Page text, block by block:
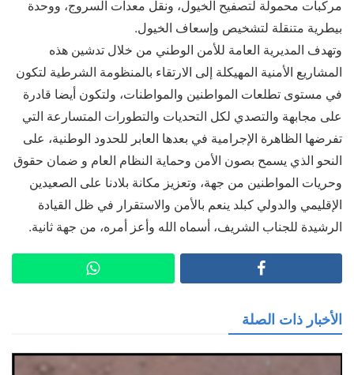
مركبات محمولة لتصفيح الخيول، ونقل معدات السروج، ووحدة
بيطرية متنقلة لتشخيص وإسعاف الخيول.
وتهدف المديرية العامة للأمن الوطني من خلال تدشين هذه
المشاريع الأمنية المهيكلة إلى الارتقاء بالمنظومة الشرطية لتكون
في مستوى تطلعات المواطنين والمواطنات، ولتكون أيضا قادرة
على مجابهة والتصدي لكل التحديات والتطورات المتسارعة التي
تفرضها الظاهرة الإجرامية في بعدها العابر للحدود الوطنية، على
النحو الذي يسمح بصون الأمن وحماية النظام العام و ضمان حقوق
وحريات المواطنين من جهة، وتعزيز مكانة بلادنا على الصعيدين
الإقليمي والدولي كبلد ينعم بالأمن والاستقرار في ظل القيادة
الرشيدة للجناب الشريف، أسماه الله وأعز أمره، من جهة ثانية.
الأخبار ذات الصلة